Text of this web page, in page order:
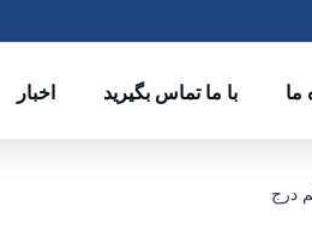
ما با ما تماس بگیرید اخبار